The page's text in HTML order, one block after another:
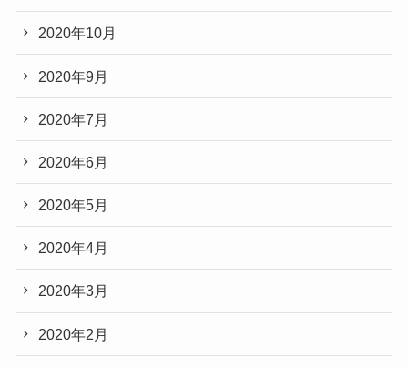
2020年10月
2020年9月
2020年7月
2020年6月
2020年5月
2020年4月
2020年3月
2020年2月